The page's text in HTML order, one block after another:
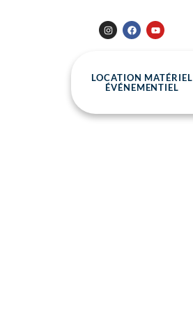
LOCATION MATÉRIEL
ÉVÉNEMENTIEL